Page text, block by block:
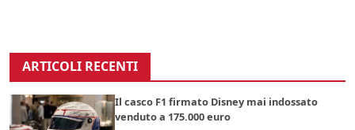
ARTICOLI RECENTI
Il casco F1 firmato Disney mai indossato
venduto a 175.000 euro